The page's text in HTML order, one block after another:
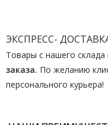
ЭКСПРЕСС-
Товары с нашего
заказа. По желанию
персонального курьера!